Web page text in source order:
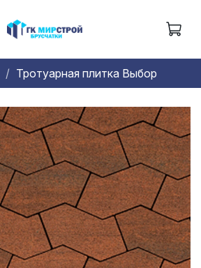
Тротуарная плитка Выбор